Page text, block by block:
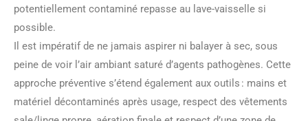
potentiellement contaminé repasse au lave-vaisselle si
possible.
Il est impératif de ne jamais aspirer ni balayer à sec, sous
peine de voir l’air ambiant saturé d’agents pathogènes. Cette
approche préventive s’étend également aux outils : mains et
matériel décontaminés après usage, respect des vêtements